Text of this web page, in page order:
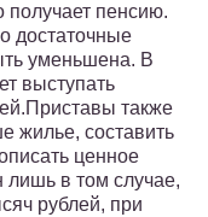
получает пенсию.
достаточные
уменьшена. В
выступать
также
жилье, составить
ценное
лишь в том случае,
рублей, при